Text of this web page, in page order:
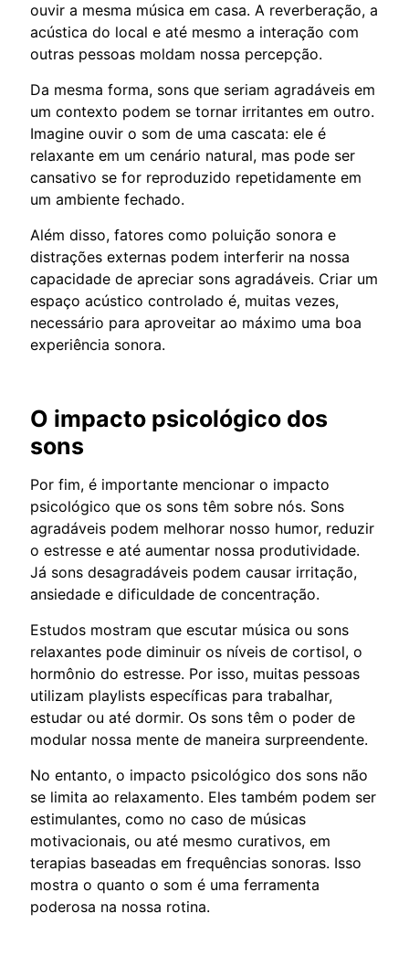
ouvir a mesma música em casa. A reverberação, a
acústica do local e até mesmo a interação com
outras pessoas moldam nossa percepção.
Da mesma forma, sons que seriam agradáveis em
um contexto podem se tornar irritantes em outro.
Imagine ouvir o som de uma cascata: ele é
relaxante em um cenário natural, mas pode ser
cansativo se for reproduzido repetidamente em
um ambiente fechado.
Além disso, fatores como poluição sonora e
distrações externas podem interferir na nossa
capacidade de apreciar sons agradáveis. Criar um
espaço acústico controlado é, muitas vezes,
necessário para aproveitar ao máximo uma boa
experiência sonora.
O impacto psicológico dos
sons
Por fim, é importante mencionar o impacto
psicológico que os sons têm sobre nós. Sons
agradáveis podem melhorar nosso humor, reduzir
o estresse e até aumentar nossa produtividade.
Já sons desagradáveis podem causar irritação,
ansiedade e dificuldade de concentração.
Estudos mostram que escutar música ou sons
relaxantes pode diminuir os níveis de cortisol, o
hormônio do estresse. Por isso, muitas pessoas
utilizam playlists específicas para trabalhar,
estudar ou até dormir. Os sons têm o poder de
modular nossa mente de maneira surpreendente.
No entanto, o impacto psicológico dos sons não
se limita ao relaxamento. Eles também podem ser
estimulantes, como no caso de músicas
motivacionais, ou até mesmo curativos, em
terapias baseadas em frequências sonoras. Isso
mostra o quanto o som é uma ferramenta
poderosa na nossa rotina.